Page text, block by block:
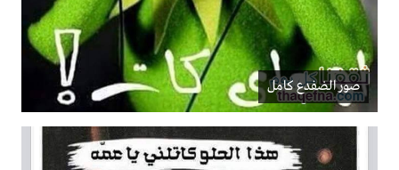
صور الضفدع كامل